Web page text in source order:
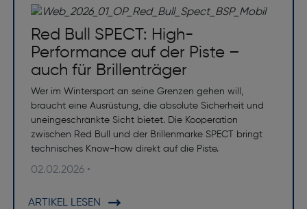
Red Bull SPECT: High-
Performance auf der Piste –
auch für Brillenträger
Wer im Wintersport an seine Grenzen gehen will,
braucht eine Ausrüstung, die absolute Sicherheit und
uneingeschränkte Sicht bietet. Die Kooperation
zwischen Red Bull und der Brillenmarke SPECT bringt
technisches Know-how direkt auf die Piste.
02.02.2026 •
ARTIKEL LESEN